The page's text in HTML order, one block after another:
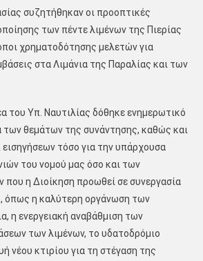
συζητήθηκαν οι προοπτικές
των πέντε λιμένων της Πιερίας
χρηματοδότησης μελετών για
στα Λιμάνια της Παραλίας και των
του Υπ. Ναυτιλίας δόθηκε ενημερωτικό
των θεμάτων της συνάντησης, καθώς και
τόσο για την υπάρχουσα
του νομού μας όσο και των
που η Διοίκηση προωθεί σε συνεργασία
όπως η καλύτερη οργάνωση των
η ενεργειακή αναβάθμιση των
των λιμένων, το υδατοδρόμιο
νέου κτιρίου για τη στέγαση της